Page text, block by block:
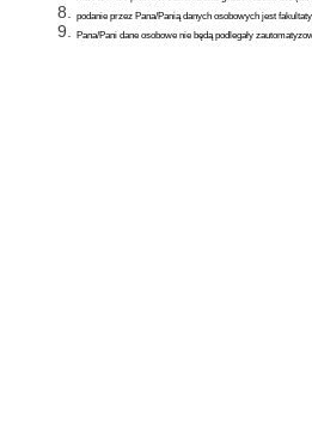
podanie przez Pana/Panią danych osobowych jest
Pana/Pani dane osobowe nie będą podlegały